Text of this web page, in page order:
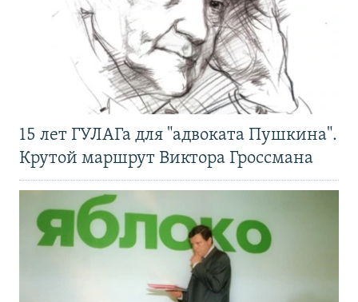
15 лет ГУЛАГа для "адвоката Пушкина".
Крутой маршрут Виктора Гроссмана